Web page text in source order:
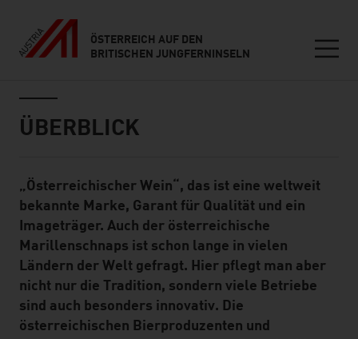
ÖSTERREICH AUF DEN
BRITISCHEN JUNGFERNINSELN
ÜBERBLICK
Standard Content Module
„Österreichischer Wein“, das ist eine weltweit
bekannte Marke, Garant für Qualität und ein
Imageträger. Auch der österreichische
Marillenschnaps ist schon lange in vielen
Ländern der Welt gefragt. Hier pflegt man aber
nicht nur die Tradition, sondern viele Betriebe
sind auch besonders innovativ. Die
österreichischen Bierproduzenten und